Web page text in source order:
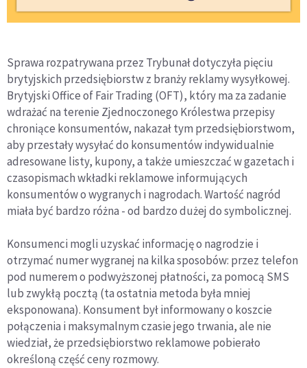
Sprawa rozpatrywana przez Trybunał dotyczyła pięciu
brytyjskich przedsiębiorstw z branży reklamy wysyłkowej.
Brytyjski Office of Fair Trading (OFT), który ma za zadanie
wdrażać na terenie Zjednoczonego Królestwa przepisy
chroniące konsumentów, nakazał tym przedsiębiorstwom,
aby przestały wysyłać do konsumentów indywidualnie
adresowane listy, kupony, a także umieszczać w gazetach i
czasopismach wkładki reklamowe informujących
konsumentów o wygranych i nagrodach. Wartość nagród
miała być bardzo różna - od bardzo dużej do symbolicznej.
Konsumenci mogli uzyskać informację o nagrodzie i
otrzymać numer wygranej na kilka sposobów: przez telefon
pod numerem o podwyższonej płatności, za pomocą SMS
lub zwykłą pocztą (ta ostatnia metoda była mniej
eksponowana). Konsument był informowany o koszcie
połączenia i maksymalnym czasie jego trwania, ale nie
wiedział, że przedsiębiorstwo reklamowe pobierało
określoną część ceny rozmowy.